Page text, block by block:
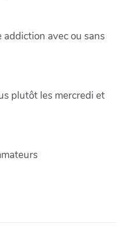
avec ou sans
plutôt les mercredi et